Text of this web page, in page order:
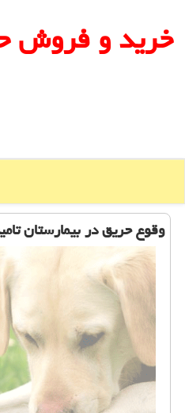
خرید و فروش
وقوع حریق در بیمارستان